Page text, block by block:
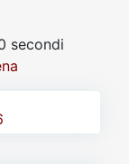
secondi